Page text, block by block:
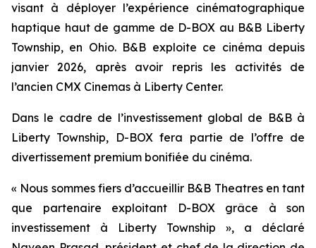
visant à déployer l’expérience cinématographique
haptique haut de gamme de D-BOX au B&B Liberty
Township, en Ohio. B&B exploite ce cinéma depuis
janvier 2026, après avoir repris les activités de
l’ancien CMX Cinemas à Liberty Center.
Dans le cadre de l’investissement global de B&B à
Liberty Township, D-BOX fera partie de l’offre de
divertissement premium bonifiée du cinéma.
« Nous sommes fiers d’accueillir B&B Theatres en tant
que partenaire exploitant D-BOX grâce à son
investissement à Liberty Township », a déclaré